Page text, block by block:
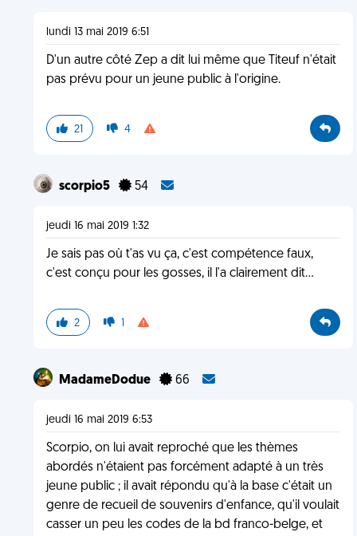
lundi 13 mai 2019 6:51
D'un autre côté Zep a dit lui même que Titeuf n'était
pas prévu pour un jeune public à l'origine.
21 4
scorpio5 54
jeudi 16 mai 2019 1:32
Je sais pas où t'as vu ça, c'est compétence faux,
c'est conçu pour les gosses, il l'a clairement dit...
2 1
MadameDodue 66
jeudi 16 mai 2019 6:53
Scorpio, on lui avait reproché que les thèmes
abordés n'étaient pas forcément adapté à un très
jeune public ; il avait répondu qu'à la base c'était un
genre de recueil de souvenirs d'enfance, qu'il voulait
casser un peu les codes de la bd franco-belge, et